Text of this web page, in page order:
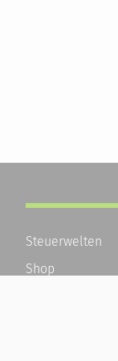
Steuerwelten
Shop